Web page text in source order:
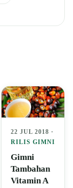
22 JUL 2018 ·
RILIS GIMNI
Gimni
Tambahan
Vitamin A